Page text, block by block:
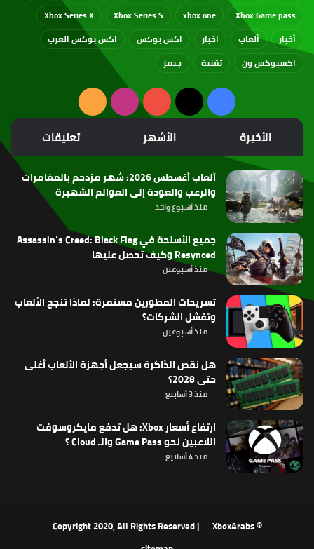
Xbox Game pass
xbox one
Xbox Series S
Xbox Series X
أخبار
ألعاب اخبار اكس بوكس
اكس بوكس العرب
اكسبوكس ون
تقنية جيمز
فيسبوك
‫X
‫YouTubeانستقرامملخص
الموقع
RSS
الأخيرة الأشهر تعليقات
ألعاب أغسطس 2026: شهر مزدحم بالمغامرات
والرعب والعودة إلى العوالم الشهيرة
منذ أسبوع واحد
جميع الأسلحة في Assassin’s Creed: Black Flag
Resynced وكيف تحصل عليها
منذ أسبوعين
تسريحات المطورين مستمرة: لماذا تنجح الألعاب
وتفشل الشركات؟
منذ أسبوعين
هل نقص الذاكرة سيجعل أجهزة الألعاب أغلى
حتى 2028؟
منذ 3 أسابيع
ارتفاع أسعار Xbox: هل تدفع مايكروسوفت
اللاعبين نحو Game Pass والـ Cloud ؟
منذ 4 أسابيع
© Copyright 2020, All Rights Reserved |
XboxArabs